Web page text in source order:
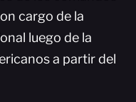
cargo de la
luego de la
a partir del